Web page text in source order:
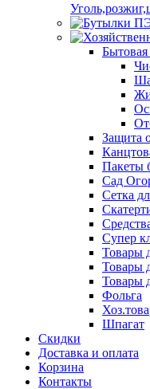
Защита
Пакеты
Сад
Сетка
Супер
Товары
Товары
Товары
Фольга
Шпагат
Скидки
Доставка и оплата
Корзина
Контакты